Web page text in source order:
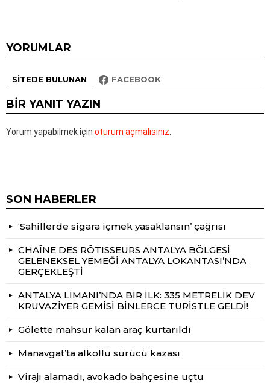
YORUMLAR
SITEDE BULUNAN FACEBOOK
BIR YANIT YAZIN
Yorum yapabilmek için oturum açmalısınız
SON HABERLER
‘Sahillerde sigara içmek yasaklansın’ çağrısı
CHAÎNE DES RÔTISSEURS ANTALYA BÖLGESİ
GELENEKSEL YEMEĞİ ANTALYA LOKANTASI’NDA
GERÇEKLEŞTİ
ANTALYA LİMANI’NDA BİR İLK: 335 METRELİK DEV
KRUVAZİYER GEMİSİ BİNLERCE TURİSTLE GELDİ!
Gölette mahsur kalan araç kurtarıldı
Manavgat’ta alkollü sürücü kazası
Virajı alamadı, avokado bahçesine uçtu